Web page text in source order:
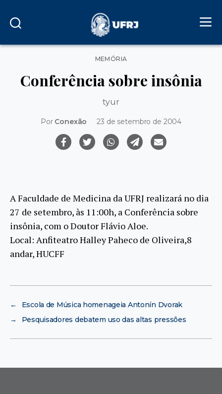
Categorias
MEMÓRIA
Conferência sobre insônia
tyur
Por Conexão 23 de setembro de 2004
A Faculdade de Medicina da UFRJ realizará no dia
27 de setembro, às 11:00h, a Conferência sobre
insônia, com o Doutor Flávio Aloe.
Local: Anfiteatro Halley Paheco de Oliveira,8
andar, HUCFF
←
Escola de Música homenageia Antonín Dvorak
→
Pesquisadores debatem uso das altas pressões